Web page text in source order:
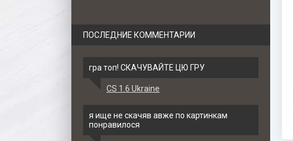
Sapphire» для CS 1.6
Doppler Sapphire» для CS 1.6
ПОСЛЕДНИЕ КОММЕНТАРИИ
гра топ! СКАЧУВАЙТЕ ЦЮ ГРУ
CS 1.6 Ukraine
я ище не скачяв авже по картинкам
понравилося